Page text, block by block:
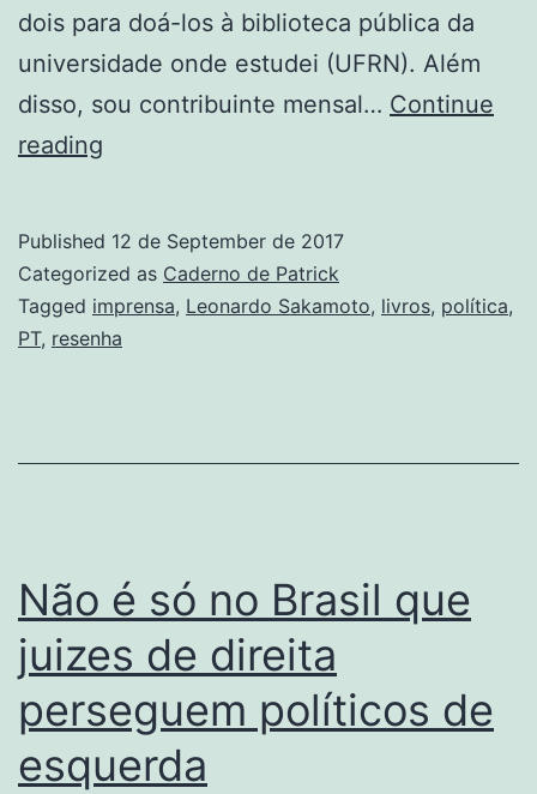
dois para doá-los à biblioteca pública da
universidade onde estudei (UFRN). Além
disso, sou contribuinte mensal… Continue
reading
sendo
xingado
na
Published 12 de September de 2017
Categorized as Caderno de Patrick
Tagged imprensa, Leonardo Sakamoto, livros, política,
PT, resenha
Não é só no Brasil que
juizes de direita
perseguem políticos de
esquerda